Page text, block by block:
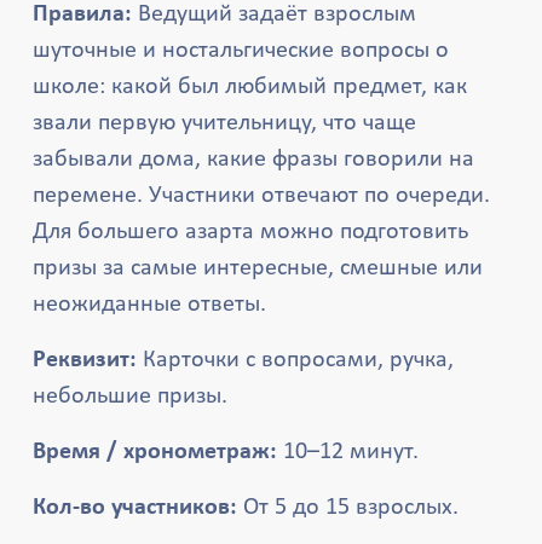
Правила: Ведущий задаёт взрослым
шуточные и ностальгические вопросы о
школе: какой был любимый предмет, как
звали первую учительницу, что чаще
забывали дома, какие фразы говорили на
перемене. Участники отвечают по очереди.
Для большего азарта можно подготовить
призы за самые интересные, смешные или
неожиданные ответы.
Реквизит: Карточки с вопросами, ручка,
небольшие призы.
Время / хронометраж: 10–12 минут.
Кол-во участников: От 5 до 15 взрослых.